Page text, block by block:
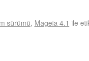
sürümü, Mageia 4.1 ile